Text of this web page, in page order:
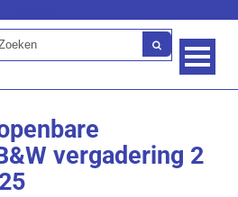
vergadering 2